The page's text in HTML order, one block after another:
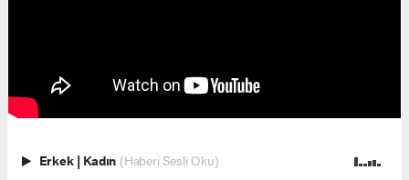
Erkek | Kadın (Haberi Sesli Oku)